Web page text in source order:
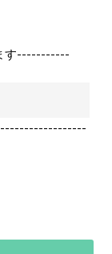
す-----------